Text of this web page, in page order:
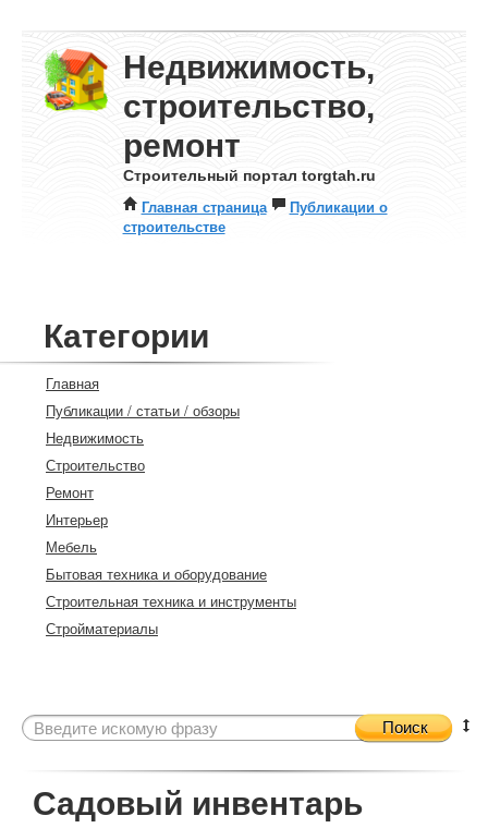
Недвижимость,
строительство,
ремонт
Строительный портал torgtah.ru
Главная страница
Публикации о
строительстве
Категории
Главная
Публикации / статьи / обзоры
Недвижимость
Строительство
Ремонт
Интерьер
Мебель
Бытовая техника и оборудование
Строительная техника и инструменты
Стройматериалы
Поиск
Садовый инвентарь